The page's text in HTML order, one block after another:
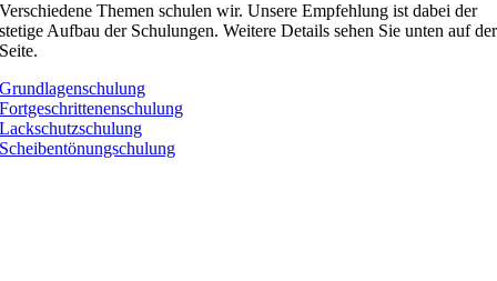
Verschiedene Themen schulen wir. Unsere Empfehlung ist dabei der
stetige Aufbau der Schulungen. Weitere Details sehen Sie unten auf der
Seite.
Grundlagenschulung
Fortgeschrittenenschulung
Lackschutzschulung
Scheibentönungschulung